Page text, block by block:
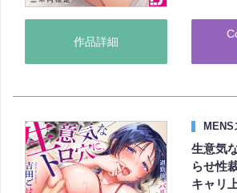
作品詳細
MENS
生意気
らせ性
キャリ